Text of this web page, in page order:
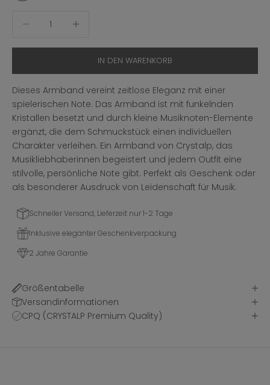
IN DEN WARENKORB
Dieses Armband vereint zeitlose Eleganz mit einer
spielerischen Note. Das Armband ist mit funkelnden
Kristallen besetzt und durch kleine Musiknoten-Elemente
ergänzt, die dem Schmuckstück einen individuellen
Charakter verleihen. Ein Armband von Crystalp, das
Musikliebhaberinnen begeistert und jedem Outfit eine
stilvolle, persönliche Note gibt. Perfekt als Geschenk oder
als besonderer Ausdruck von Leidenschaft für Musik.
Schneller Versand, Lieferzeit nur 1-2 Tage
Inklusive eleganter Geschenkverpackung
2 Jahre Garantie
Größentabelle
Versandinformationen
CPQ (CRYSTALP Premium Quality)